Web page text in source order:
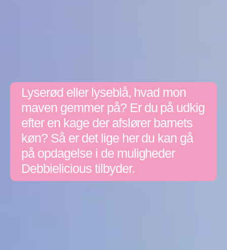
Lyserød eller lyseblå, hvad mon
maven gemmer på? Er du på udkig
efter en kage der afslører barnets
køn? Så er det lige her du kan gå
på opdagelse i de muligheder
Debbielicious tilbyder.